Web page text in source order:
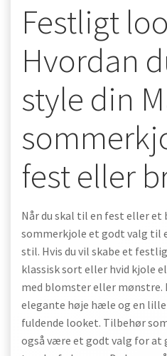
Festligt
Hvordan
style din
fest eller
Når du skal til en fest eller et
sommerkjole et godt valg til
stil. Hvis du vil skabe et
klassisk sort eller hvid kjole
med blomster eller mønstre.
elegante høje hæle og en
fuldende looket. Tilbehør
også være et godt valg for